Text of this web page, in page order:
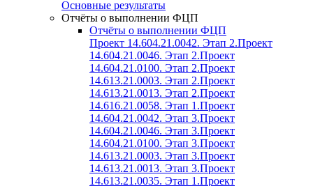
Основные результаты
Отчёты о выполнении ФЦП
Отчёты о выполнении ФЦП
Проект 14.604.21.0042. Этап 2.Проект
14.604.21.0046. Этап 2.Проект
14.604.21.0100. Этап 2.Проект
14.613.21.0003. Этап 2.Проект
14.613.21.0013. Этап 2.Проект
14.616.21.0058. Этап 1.Проект
14.604.21.0042. Этап 3.Проект
14.604.21.0046. Этап 3.Проект
14.604.21.0100. Этап 3.Проект
14.613.21.0003. Этап 3.Проект
14.613.21.0013. Этап 3.Проект
14.613.21.0035. Этап 1.Проект